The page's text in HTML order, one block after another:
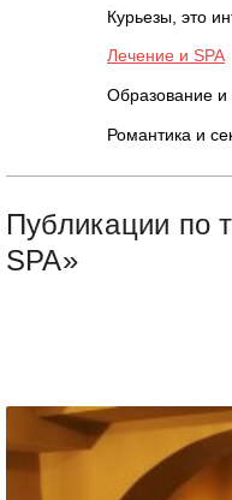
Курьезы, это
Лечение и SPA
Образование и
Романтика и
Публикации по
SPA»